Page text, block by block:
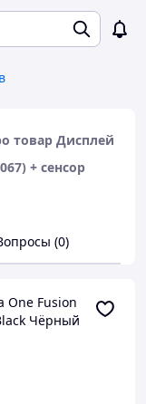
товар Дисплей
+ сенсор
(0)
One Fusion
Чёрный